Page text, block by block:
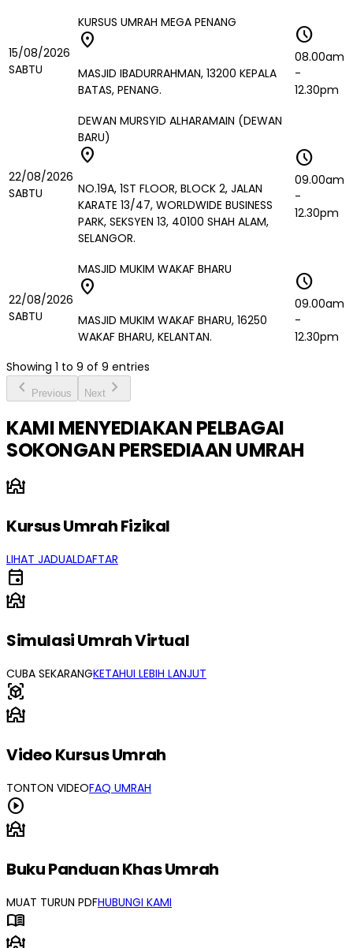
15/08/2026
SABTU
KURSUS UMRAH MEGA PENANG
location_on
MASJID IBADURRAHMAN, 13200 KEPALA
BATAS, PENANG.
schedule
08.00am
-
12.30pm
22/08/2026
SABTU
DEWAN MURSYID ALHARAMAIN (DEWAN
BARU)
location_on
NO.19A, 1ST FLOOR, BLOCK 2, JALAN
KARATE 13/47, WORLDWIDE BUSINESS
PARK, SEKSYEN 13, 40100 SHAH ALAM,
SELANGOR.
schedule
09.00am
-
12.30pm
22/08/2026
SABTU
MASJID MUKIM WAKAF BHARU
location_on
MASJID MUKIM WAKAF BHARU, 16250
WAKAF BHARU, KELANTAN.
schedule
09.00am
-
12.30pm
Showing 1 to 9 of 9 entries
chevron_left Previous Next chevron_right
KAMI MENYEDIAKAN PELBAGAI
SOKONGAN PERSEDIAAN UMRAH
mosque
Kursus Umrah Fizikal
LIHAT JADUALDAFTAR
event
mosque
Simulasi Umrah Virtual
CUBA SEKARANGKETAHUI LEBIH LANJUT
view_in_ar
mosque
Video Kursus Umrah
TONTON VIDEOFAQ UMRAH
play_circle
mosque
Buku Panduan Khas Umrah
MUAT TURUN PDFHUBUNGI KAMI
menu_book